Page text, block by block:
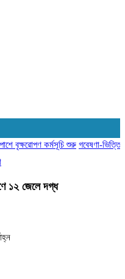
বৃক্ষরোপণ কর্মসূচি শুরু গবেষণা-ভিত্তিক
১২ জেলে দগ্ধ